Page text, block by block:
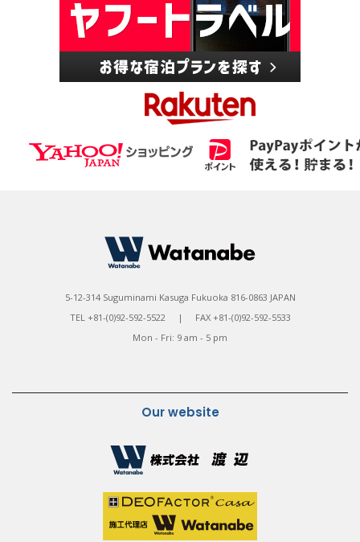
5-12-314 Suguminami Kasuga Fukuoka 816-0863 JAPAN
TEL +81-(0)92-592-5522 | FAX +81-(0)92-592-5533
Mon - Fri: 9 am - 5 pm
Our website